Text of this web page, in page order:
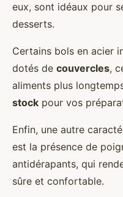
eux, sont idéaux pour
desserts.
Certains bols en acier
dotés de couvercles,
aliments plus
stock pour vos
Enfin, une autre
est la présence de
antidérapants, qui
sûre et confortable.